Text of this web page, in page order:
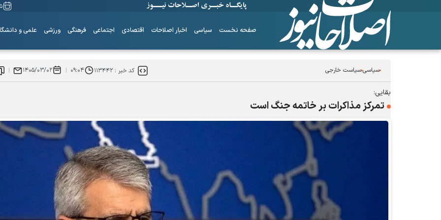
۱۵
صفحه نخست سیاسی اخبار اصلاحات اقتصادی اجتماعی فرهنگی ورزشی علمی و
سیاسیسیاست خارجی کد خبر :۱۱۳۴۴۲ ۰۹:۰۴ ۱۴۰۵/۰۳/۰۲
بقایی:
تمرکز مذاکرات بر خاتمه جنگ است